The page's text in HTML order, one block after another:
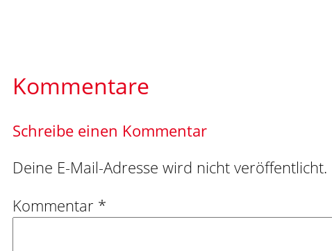
Kommentare
Schreibe einen Kommentar
Deine E-Mail-Adresse wird nicht veröffentlicht.
Kommentar *